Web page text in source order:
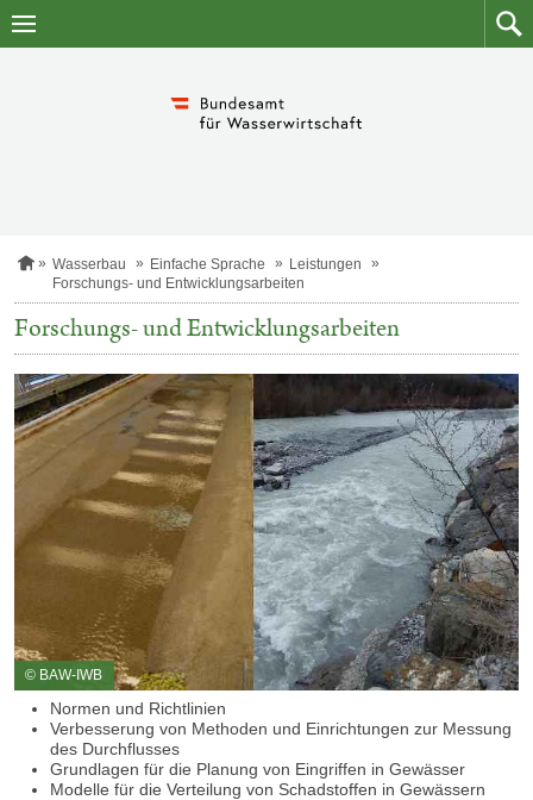
Zum
Zum
S
a
r
t
s
e
i
t
e
Wasserbau Einfache Sprache
Leistungen
Forschungs- und Entwicklungsarbeiten
Forschungs- und Entwicklungsarbeiten
© BAW-IWB
Normen und Richtlinien
Verbesserung von Methoden und Einrichtungen zur Messung
des Durchflusses
Grundlagen für die Planung von Eingriffen in Gewässer
Modelle für die Verteilung von Schadstoffen in Gewässern